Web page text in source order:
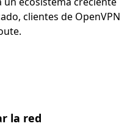
clientes de OpenVPN
la red